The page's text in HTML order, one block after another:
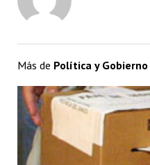
Más de Política y Gobierno